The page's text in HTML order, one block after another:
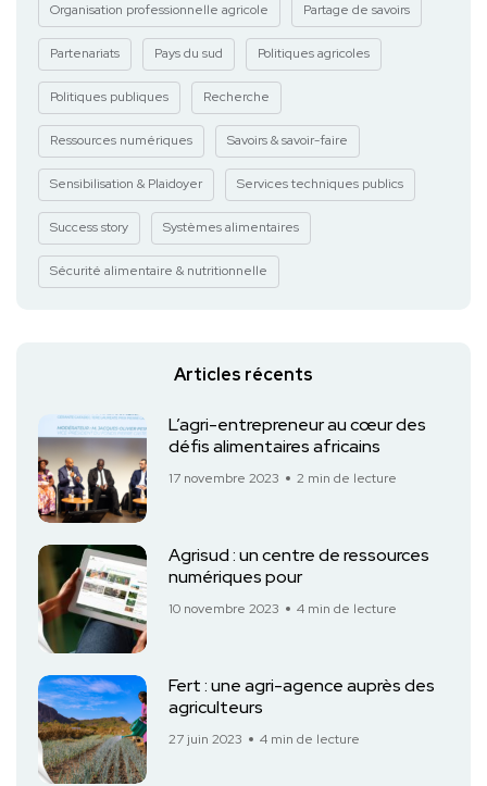
Organisation professionnelle agricole Partage de savoirs
Partenariats Pays du sud Politiques agricoles
Politiques publiques Recherche
Ressources numériques Savoirs & savoir-faire
Sensibilisation & Plaidoyer Services techniques publics
Success story Systèmes alimentaires
Sécurité alimentaire & nutritionnelle
Articles récents
L’agri-entrepreneur au cœur des
défis alimentaires africains
17 novembre 2023 2 min de lecture
Agrisud : un centre de ressources
numériques pour
10 novembre 2023 4 min de lecture
Fert : une agri-agence auprès des
agriculteurs
27 juin 2023 4 min de lecture